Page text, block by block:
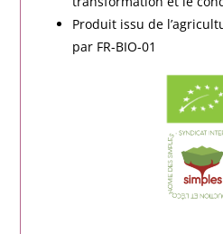
Produit issu de
par FR-BIO-01